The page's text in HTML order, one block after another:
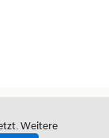
Weitere